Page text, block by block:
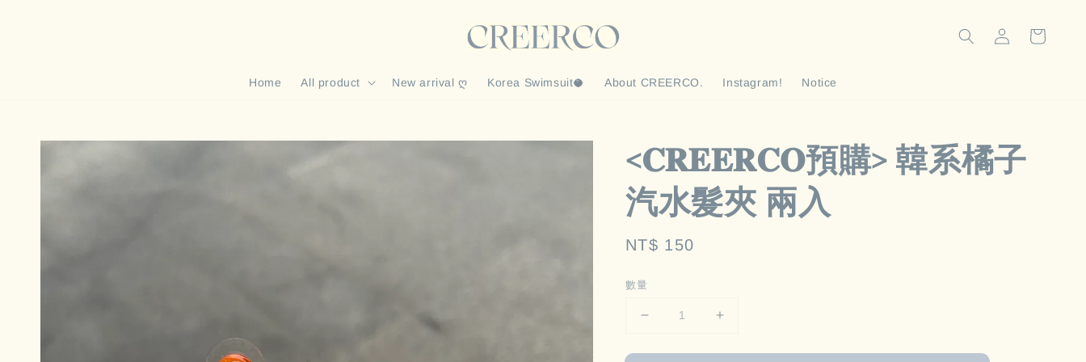
Home All product New arrival ღ Korea Swimsuit🥥 About CREERCO. Instagram! Notice
<𝐂𝐑𝐄𝐄𝐑𝐂𝐎預購> 韓系橘子
汽水髮夾 兩入
Regular
NT$ 150
數量